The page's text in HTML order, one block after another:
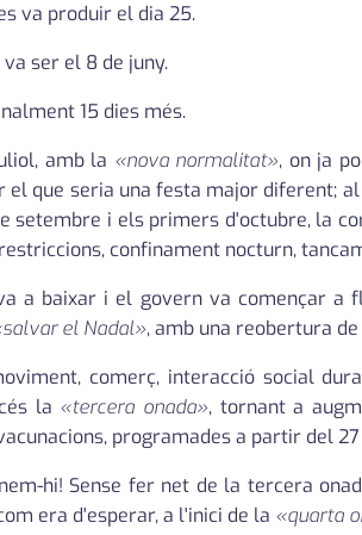
va produir el dia 25.
ser el 8 de juny.
15 dies més.
amb la «nova normalitat», on ja
que seria una festa major diferent;
setembre i els primers d'octubre, la
confinament nocturn,
a baixar i el govern va començar
el Nadal», amb una reobertura
comerç, interacció social
la «tercera onada», tornant a
programades a partir del
hi! Sense fer net de la tercera
era d'esperar, a l'inici de la «quarta